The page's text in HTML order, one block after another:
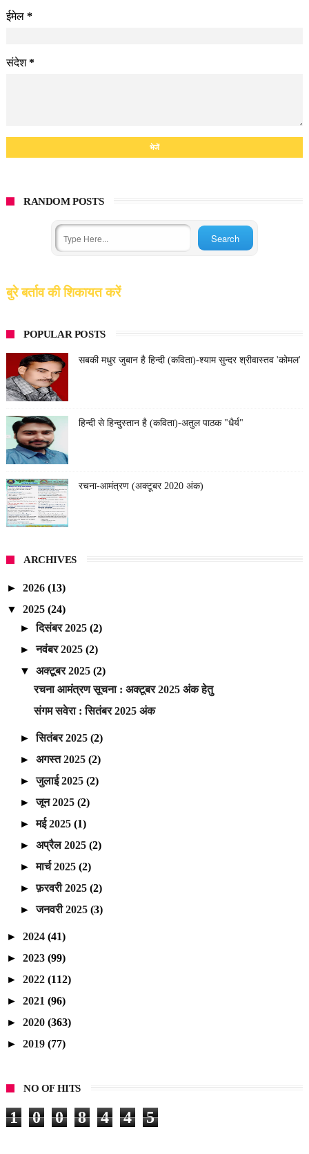
ईमेल *
संदेश*
RANDOM POSTS
बुरे बर्ताव की शिकायत करें
POPULAR POSTS
सबकी मधुर जुबान है हिन्दी (कविता)-श्याम सुन्दर श्रीवास्तव 'कोमल'
हिन्दी से हिन्दुस्तान है (कविता)-अतुल पाठक "धैर्य"
रचना-आमंत्रण (अक्टूबर 2020 अंक)
ARCHIVES
► 2026 (13)
▼ 2025 (24)
►दिसंबर 2025(2)
►नवंबर 2025(2)
▼अक्टूबर 2025(2)
रचना आमंत्रण सूचना : अक्टूबर 2025 अंक हेतु
संगम सवेरा : सितंबर 2025 अंक
►सितंबर 2025(2)
►अगस्त 2025(2)
►जुलाई 2025(2)
►जून 2025(2)
►मई 2025(1)
►अप्रैल 2025(2)
►मार्च 2025(2)
►फ़रवरी 2025(2)
►जनवरी 2025(3)
► 2024 (41)
► 2023 (99)
► 2022 (112)
► 2021 (96)
► 2020 (363)
► 2019 (77)
NO OF HITS
1 0 0 8 4 4 5